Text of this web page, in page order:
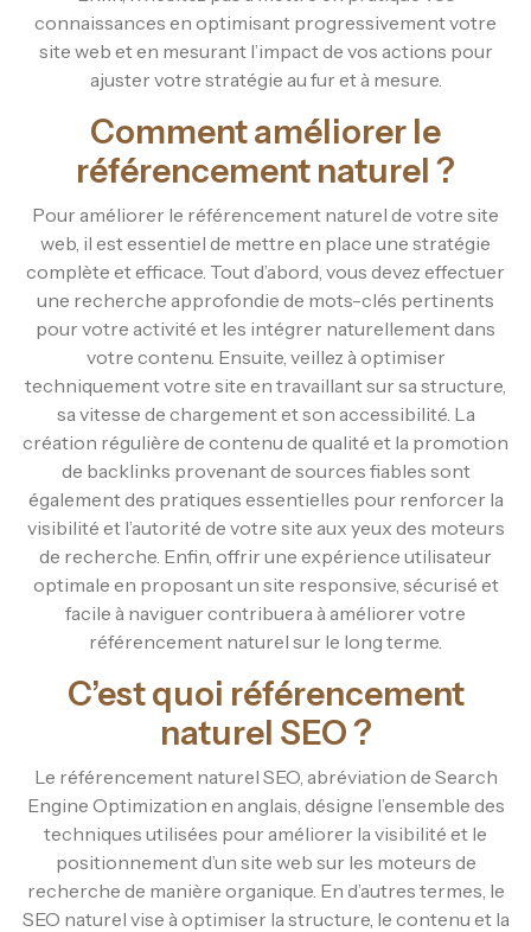
connaissances en optimisant progressivement votre
site web et en mesurant l’impact de vos actions pour
ajuster votre stratégie au fur et à mesure.
Comment améliorer le
référencement naturel ?
Pour améliorer le référencement naturel de votre site
web, il est essentiel de mettre en place une stratégie
complète et efficace. Tout d’abord, vous devez effectuer
une recherche approfondie de mots-clés pertinents
pour votre activité et les intégrer naturellement dans
votre contenu. Ensuite, veillez à optimiser
techniquement votre site en travaillant sur sa structure,
sa vitesse de chargement et son accessibilité. La
création régulière de contenu de qualité et la promotion
de backlinks provenant de sources fiables sont
également des pratiques essentielles pour renforcer la
visibilité et l’autorité de votre site aux yeux des moteurs
de recherche. Enfin, offrir une expérience utilisateur
optimale en proposant un site responsive, sécurisé et
facile à naviguer contribuera à améliorer votre
référencement naturel sur le long terme.
C’est quoi référencement
naturel SEO ?
Le référencement naturel SEO, abréviation de Search
Engine Optimization en anglais, désigne l’ensemble des
techniques utilisées pour améliorer la visibilité et le
positionnement d’un site web sur les moteurs de
recherche de manière organique. En d’autres termes, le
SEO naturel vise à optimiser la structure, le contenu et la